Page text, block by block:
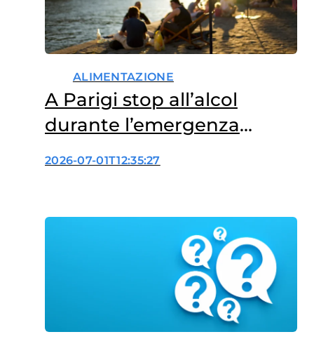
ALIMENTAZIONE
A Parigi stop all’alcol
durante l’emergenza
caldo: perché?
2026-07-01T12:35:27